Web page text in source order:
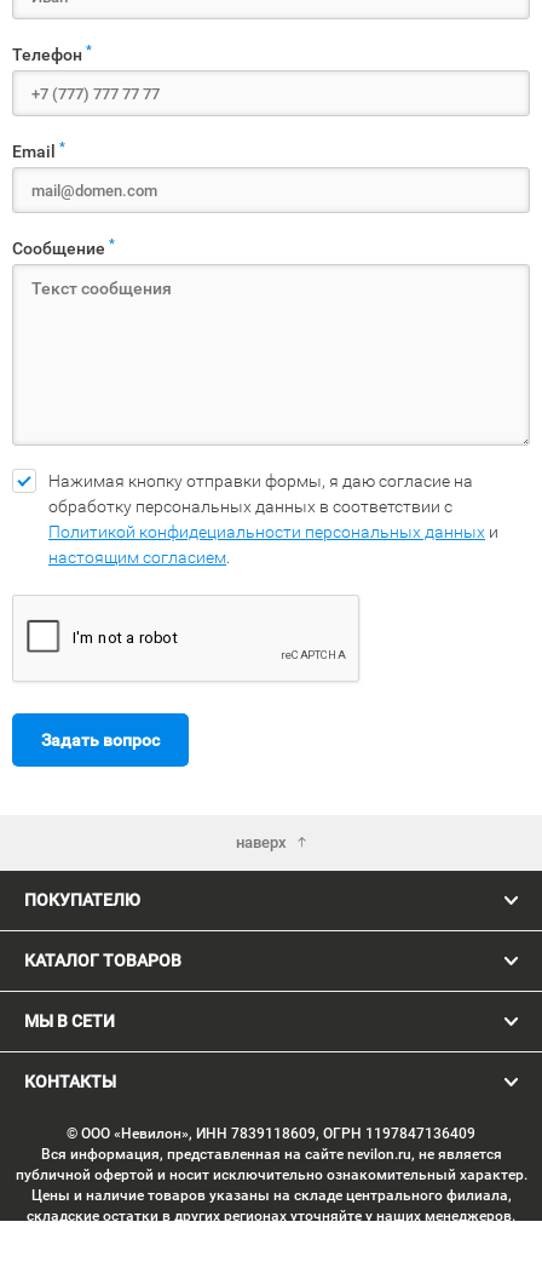
Телефон *
Email *
Сообщение *
Нажимая кнопку отправки формы, я даю согласие на
обработку персональных данных в соответствии с
Политикой конфидециальности персональных данных и
настоящим согласием
Задать вопрос
наверх
ПОКУПАТЕЛЮ
КАТАЛОГ ТОВАРОВ
МЫ В СЕТИ
КОНТАКТЫ
© ООО «Невилон», ИНН 7839118609, ОГРН 1197847136409
Вся информация, представленная на сайте nevilon.ru, не является
публичной офертой и носит исключительно ознакомительный характер.
Цены и наличие товаров указаны на складе центрального филиала,
складские остатки в других регионах уточняйте у наших менеджеров.